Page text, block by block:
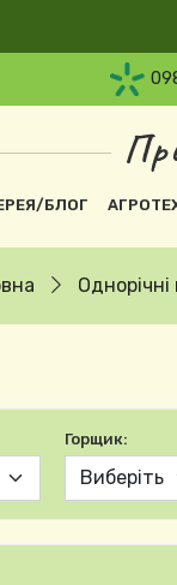
БЛОГ
Однорічні
Горщик: